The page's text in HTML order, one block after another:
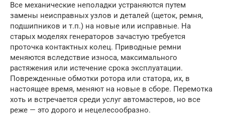
Все механические неполадки устраняются путем
замены неисправных узлов и деталей (щеток, ремня,
подшипников и т.п.) на новые или исправные. На
старых моделях генераторов зачастую требуется
проточка контактных колец. Приводные ремни
меняются вследствие износа, максимального
растяжения или истечение срока эксплуатации.
Поврежденные обмотки ротора или статора, их, в
настоящее время, меняют на новые в сборе. Перемотка
хоть и встречается среди услуг автомастеров, но все
реже — это дорого и нецелесообразно.